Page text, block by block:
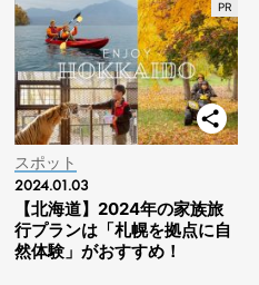
スポット
2024.01.03
【北海道】2024年の家族旅
行プランは「札幌を拠点に自
然体験」がおすすめ！